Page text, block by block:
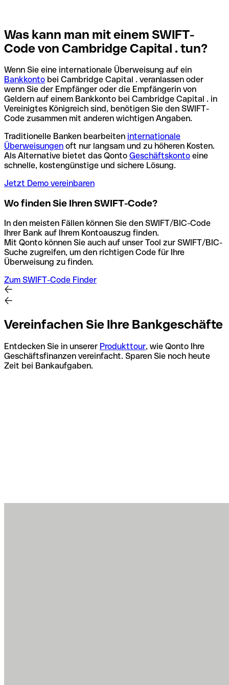
Was kann man mit einem SWIFT-
Code von Cambridge Capital . tun?
Wenn Sie eine internationale Überweisung auf ein
Bankkonto bei Cambridge Capital . veranlassen oder
wenn Sie der Empfänger oder die Empfängerin von
Geldern auf einem Bankkonto bei Cambridge Capital . in
Vereinigtes Königreich sind, benötigen Sie den SWIFT-
Code zusammen mit anderen wichtigen Angaben.
Traditionelle Banken bearbeiten internationale
Überweisungen oft nur langsam und zu höheren Kosten.
Als Alternative bietet das Qonto Geschäftskonto eine
schnelle, kostengünstige und sichere Lösung.
Jetzt Demo vereinbaren
Wo finden Sie Ihren SWIFT-Code?
In den meisten Fällen können Sie den SWIFT/BIC-Code
Ihrer Bank auf Ihrem Kontoauszug finden.
Mit Qonto können Sie auch auf unser Tool zur SWIFT/BIC-
Suche zugreifen, um den richtigen Code für Ihre
Überweisung zu finden.
Zum SWIFT-Code Finder
Vereinfachen Sie Ihre Bankgeschäfte
Entdecken Sie in unserer Produkttour, wie Qonto Ihre
Geschäftsfinanzen vereinfacht. Sparen Sie noch heute
Zeit bei Bankaufgaben.